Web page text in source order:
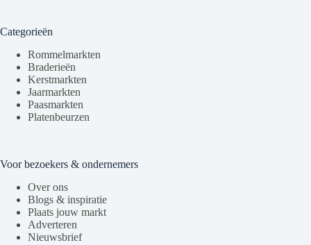
Categorieën
Rommelmarkten
Braderieën
Kerstmarkten
Jaarmarkten
Paasmarkten
Platenbeurzen
Voor bezoekers & ondernemers
Over ons
Blogs & inspiratie
Plaats jouw markt
Adverteren
Nieuwsbrief